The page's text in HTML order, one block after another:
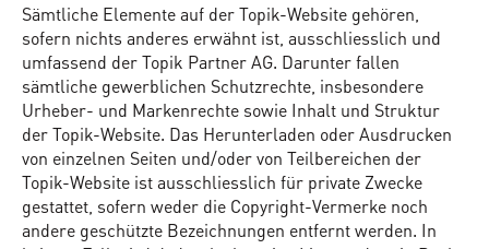
Sämtliche Elemente auf der Topik-Website gehören,
sofern nichts anderes erwähnt ist, ausschliesslich und
umfassend der Topik Partner AG. Darunter fallen
sämtliche gewerblichen Schutzrechte, insbesondere
Urheber- und Markenrechte sowie Inhalt und Struktur
der Topik-Website. Das Herunterladen oder Ausdrucken
von einzelnen Seiten und/oder von Teilbereichen der
Topik-Website ist ausschliesslich für private Zwecke
gestattet, sofern weder die Copyright-Vermerke noch
andere geschützte Bezeichnungen entfernt werden. In